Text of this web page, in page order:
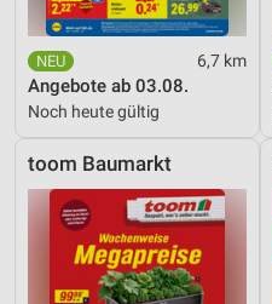
6,7 km
Angebote ab 03.08.
Noch heute gültig
toom Baumarkt